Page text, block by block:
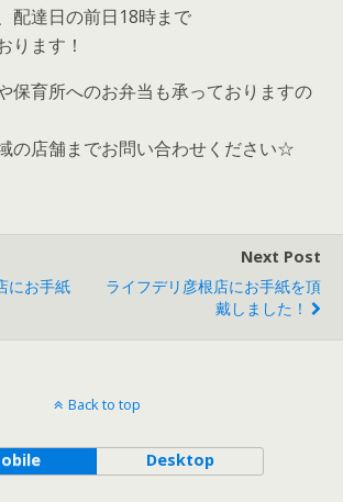
配達日の前日18時まで
ります！
保育所へのお弁当も承っておりますの
の店舗までお問い合わせください☆
にお手紙
Next Post
ライフデリ彦根店にお手紙を頂
戴しました！
Back to top
Desktop